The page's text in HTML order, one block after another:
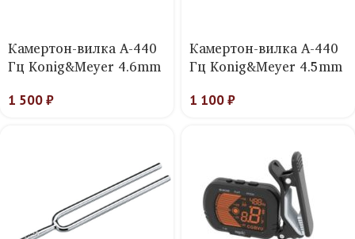
Камертон-вилка A-440
Гц Konig&Meyer 4.6mm
1 500₽
Камертон-вилка A-440
Гц Konig&Meyer 4.5mm
1 100₽